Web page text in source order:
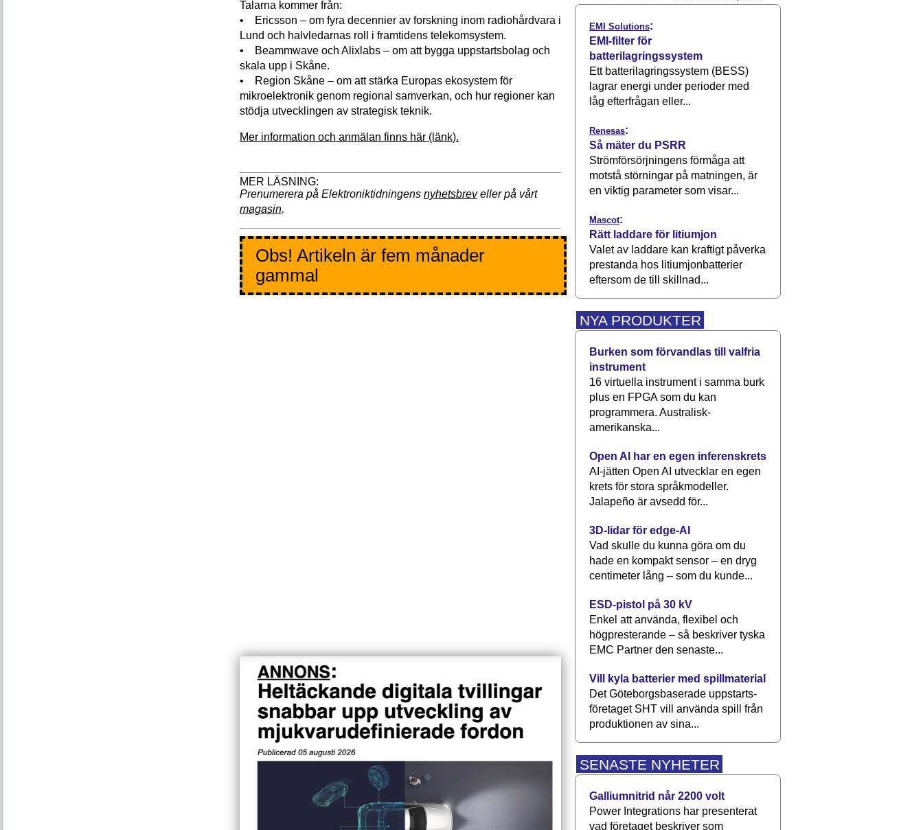
Talarna kommer från:
• Ericsson – om fyra decennier av forskning inom radiohårdvara i
Lund och halvledarnas roll i framtidens telekomsystem.
• Beammwave och Alixlabs – om att bygga uppstartsbolag och
skala upp i Skåne.
• Region Skåne – om att stärka Europas ekosystem för
mikroelektronik genom regional samverkan, och hur regioner kan
stödja utvecklingen av strategisk teknik.
Mer information och anmälan finns här (länk).
Prenumerera på Elektroniktidningens nyhetsbreveller på vårt
magasin.
Obs! Artikeln är fem månader
gammal
EMI Solutions:
EMI-filter för
batterilagringssystem
Ett batterilagringssystem (BESS)
lagrar energi under perioder med
låg efterfrågan eller...
Renesas:
Så mäter du PSRR
Strömförsörjningens förmåga att
motstå störningar på matningen, är
en viktig parameter som visar...
Mascot:
Rätt laddare för litiumjon
Valet av laddare kan kraftigt påverka
prestanda hos litiumjonbatterier
eftersom de till skillnad...
NYA PRODUKTER
Burken som förvandlas till valfria
instrument
16 virtuella instrument i samma burk
plus en FPGA som du kan
programmera. Australisk-
amerikanska...
Open AI har en egen inferenskrets
AI-jätten Open AI utvecklar en egen
krets för stora språkmodeller.
Jalapeño är avsedd för...
3D-lidar för edge-AI
Vad skulle du kunna göra om du
hade en kompakt sensor – en dryg
centimeter lång – som du kunde...
ESD-pistol på 30 kV
Enkel att använda, flexibel och
högpresterande – så beskriver tyska
EMC Partner den senaste...
Vill kyla batterier med spillmaterial
Det Göteborgsbaserade upp­starts­
företaget SHT vill använda spill från
produktionen av sina...
SENASTE NYHETER
Galliumnitrid når 2200 volt
Power Integrations har presenterat
vad företaget beskriver som